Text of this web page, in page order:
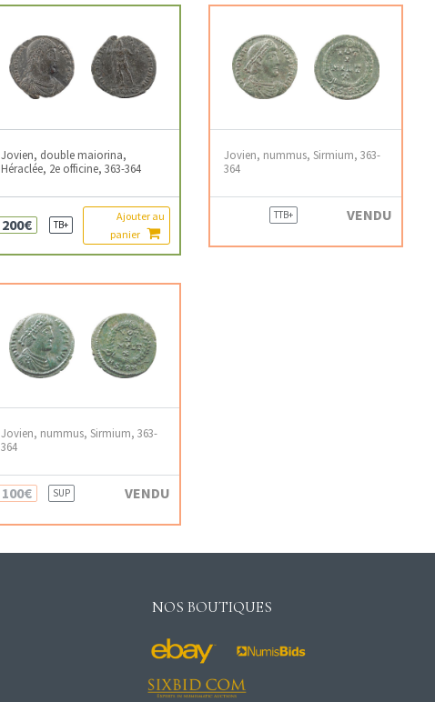
Jovien, double maiorina,
Héraclée, 2e officine, 363-364
200€ TB+
Ajouter au
panier
Jovien, nummus, Sirmium, 363-
364
TTB+ VENDU
Jovien, nummus, Sirmium, 363-
364
100€ SUP VENDU
NOS BOUTIQUES